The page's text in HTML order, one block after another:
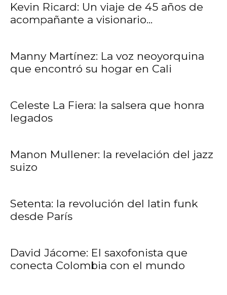
Kevin Ricard: Un viaje de 45 años de
acompañante a visionario...
Manny Martínez: La voz neoyorquina
que encontró su hogar en Cali
Celeste La Fiera: la salsera que honra
legados
Manon Mullener: la revelación del jazz
suizo
Setenta: la revolución del latin funk
desde París
David Jácome: El saxofonista que
conecta Colombia con el mundo